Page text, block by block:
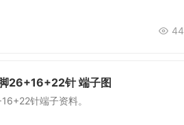
44
26+16+22针 端子图
针端子资料。